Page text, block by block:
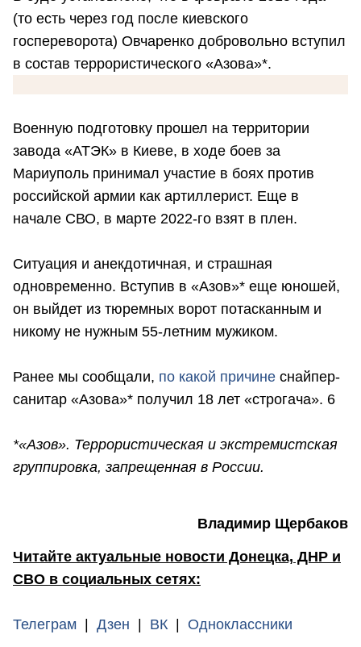
(то есть через год после киевского
госпереворота) Овчаренко добровольно вступил
в состав террористического «Азова»*.
Военную подготовку прошел на территории
завода «АТЭК» в Киеве, в ходе боев за
Мариуполь принимал участие в боях против
российской армии как артиллерист. Еще в
начале СВО, в марте 2022-го взят в плен.
Ситуация и анекдотичная, и страшная
одновременно. Вступив в «Азов»* еще юношей,
он выйдет из тюремных ворот потасканным и
никому не нужным 55-летним мужиком.
Ранее мы сообщали, по какой причине снайпер-
санитар «Азова»* получил 18 лет «строгача». 6
*«Азов». Террористическая и экстремистская
группировка, запрещенная в России.
Владимир Щербаков
Читайте актуальные новости Донецка, ДНР и
СВО в социальных сетях:
Телеграм | Дзен | ВК | Одноклассники